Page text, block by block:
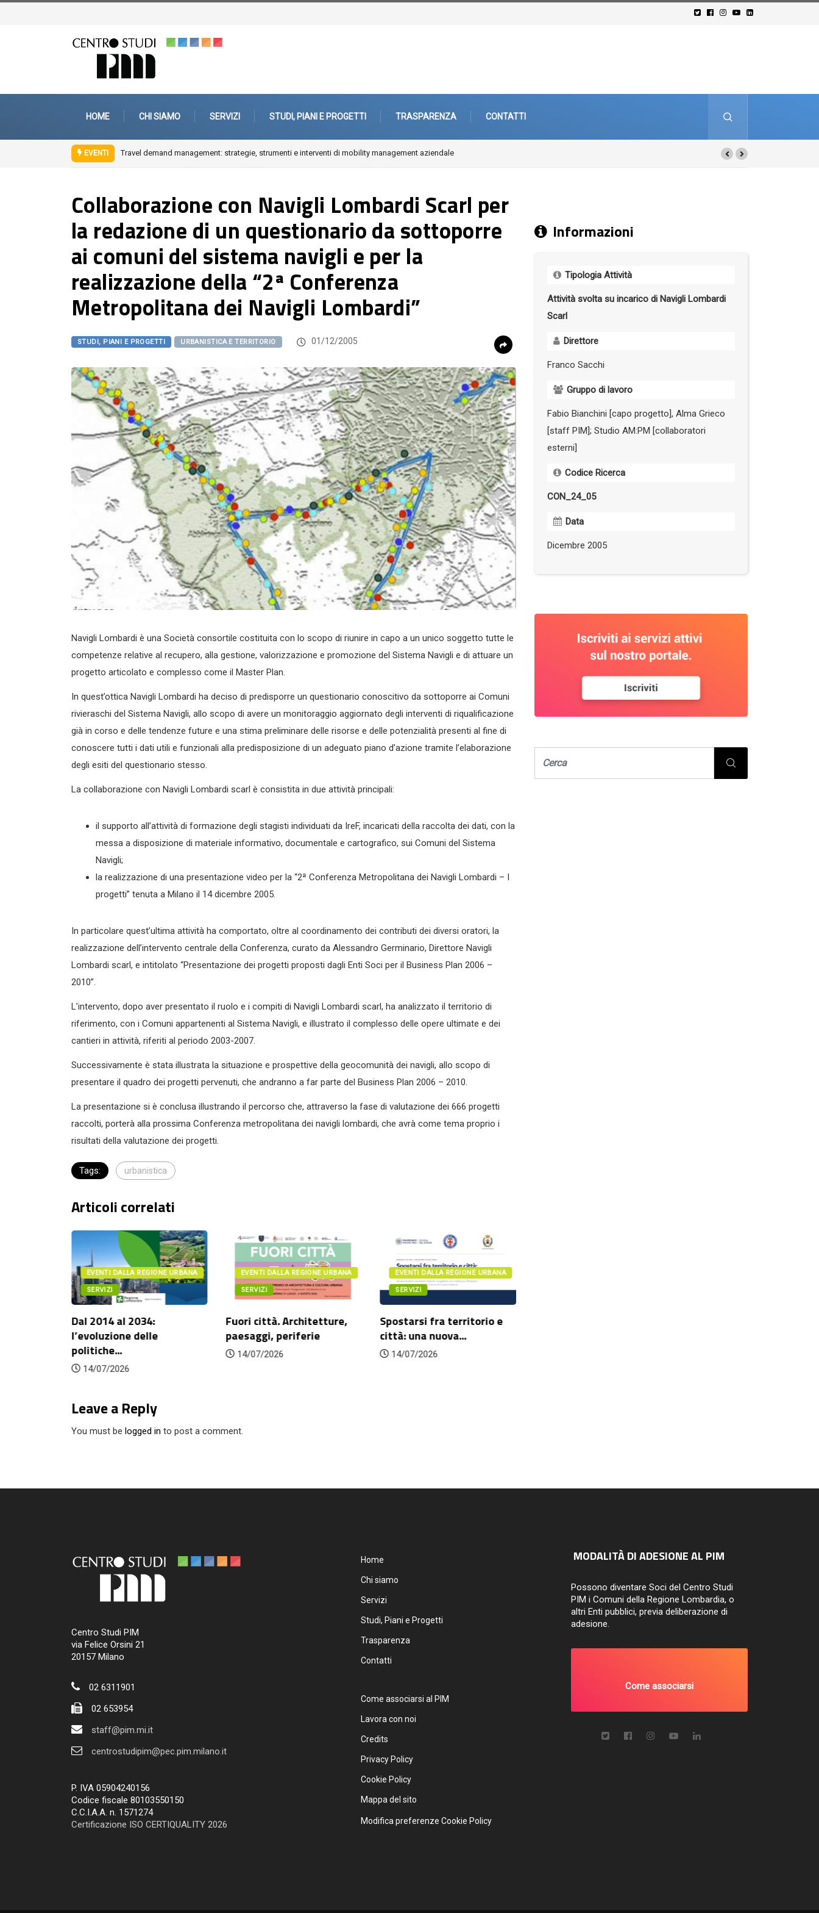
HOME CHI SIAMO SERVIZI STUDI, PIANI E PROGETTI TRASPARENZA CONTATTI
EVENTI
e interventi di mobility management aziendaleFuori città. Architetture, paesaggi, periferie
Collaborazione con Navigli Lombardi Scarl per
la redazione di un questionario da sottoporre
ai comuni del sistema navigli e per la
realizzazione della “2ª Conferenza
Metropolitana dei Navigli Lombardi”
STUDI, PIANI E PROGETTI URBANISTICA E TERRITORIO 01/12/2005
Navigli Lombardi è una Società consortile costituita con lo scopo di riunire in capo a un unico soggetto tutte le
competenze relative al recupero, alla gestione, valorizzazione e promozione del Sistema Navigli e di attuare un
progetto articolato e complesso come il Master Plan.
In quest’ottica Navigli Lombardi ha deciso di predisporre un questionario conoscitivo da sottoporre ai Comuni
rivieraschi del Sistema Navigli, allo scopo di avere un monitoraggio aggiornato degli interventi di riqualificazione
già in corso e delle tendenze future e una stima preliminare delle risorse e delle potenzialità presenti al fine di
conoscere tutti i dati utili e funzionali alla predisposizione di un adeguato piano d’azione tramite l’elaborazione
degli esiti del questionario stesso.
La collaborazione con Navigli Lombardi scarl è consistita in due attività principali:
il supporto all’attività di formazione degli stagisti individuati da IreF, incaricati della raccolta dei dati, con la
messa a disposizione di materiale informativo, documentale e cartografico, sui Comuni del Sistema
Navigli;
la realizzazione di una presentazione video per la “2ª Conferenza Metropolitana dei Navigli Lombardi – I
progetti” tenuta a Milano il 14 dicembre 2005.
In particolare quest’ultima attività ha comportato, oltre al coordinamento dei contributi dei diversi oratori, la
realizzazione dell’intervento centrale della Conferenza, curato da Alessandro Germinario, Direttore Navigli
Lombardi scarl, e intitolato “Presentazione dei progetti proposti dagli Enti Soci per il Business Plan 2006 –
2010”.
L’intervento, dopo aver presentato il ruolo e i compiti di Navigli Lombardi scarl, ha analizzato il territorio di
riferimento, con i Comuni appartenenti al Sistema Navigli, e illustrato il complesso delle opere ultimate e dei
cantieri in attività, riferiti al periodo 2003-2007.
Successivamente è stata illustrata la situazione e prospettive della geocomunità dei navigli, allo scopo di
presentare il quadro dei progetti pervenuti, che andranno a far parte del Business Plan 2006 – 2010.
La presentazione si è conclusa illustrando il percorso che, attraverso la fase di valutazione dei 666 progetti
raccolti, porterà alla prossima Conferenza metropolitana dei navigli lombardi, che avrà come tema proprio i
risultati della valutazione dei progetti.
Tags: urbanistica
Articoli correlati
EVENTI DALLA REGIONE URBANA
SERVIZI
Dal 2014 al 2034:
l’evoluzione delle
politiche...
14/07/2026
EVENTI DALLA REGIONE URBANA
SERVIZI
Fuori città. Architetture,
paesaggi, periferie
14/07/2026
EVENTI DALLA REGIONE URBANA
SERVIZI
Spostarsi fra territorio e
città: una nuova...
14/07/2026
Leave a Reply
You must be logged in to post a comment.
Informazioni
Tipologia Attività
Attività svolta su incarico di Navigli Lombardi
Scarl
Direttore
Franco Sacchi
Gruppo di lavoro
Fabio Bianchini [capo progetto], Alma Grieco
[staff PIM]; Studio AM:PM [collaboratori
esterni]
Codice Ricerca
CON_24_05
Data
Dicembre 2005
Centro Studi PIM
via Felice Orsini 21
20157 Milano
02 6311901
02 653954
staff@pim.mi.it
centrostudipim@pec.pim.milano.it
P. IVA 05904240156
Codice fiscale 80103550150
C.C.I.A.A. n. 1571274
Certificazione ISO CERTIQUALITY 2026
Home
Chi siamo
Servizi
Studi, Piani e Progetti
Trasparenza
Contatti
Come associarsi al PIM
Lavora con noi
Credits
Privacy Policy
Cookie Policy
Mappa del sito
Modifica preferenze Cookie Policy
MODALITÀ DI ADESIONE AL PIM
Possono diventare Soci del Centro Studi
PIM i Comuni della Regione Lombardia, o
altri Enti pubblici, previa deliberazione di
adesione.
Come associarsi